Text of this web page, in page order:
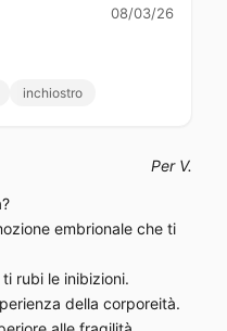
08/03/26
inchiostro
Per V.
embrionale che ti
rubi le inibizioni.
della corporeità.